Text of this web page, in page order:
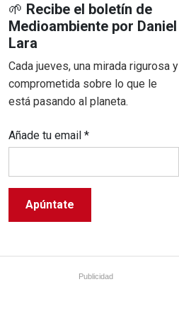
🌱 Recibe el boletín de
Medioambiente por Daniel
Lara
Cada jueves, una mirada rigurosa y
comprometida sobre lo que le
está pasando al planeta.
Añade tu email*
Publicidad